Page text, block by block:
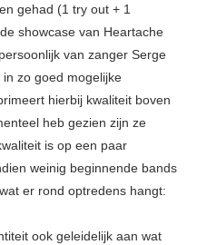
gehad (1 try out + 1
showcase van Heartache
van zanger Serge
zo goed mogelijke
hierbij kwaliteit boven
heb gezien zijn ze
is op een paar
weinig beginnende bands
er rond optredens hangt:
ook geleidelijk aan wat